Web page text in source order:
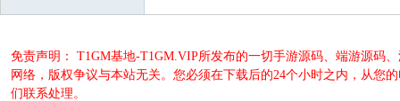
免责声明： T1GM基地-T1GM.VIP所发布的一切手游源码、端游源码
网络，版权争议与本站无关。您必须在下载后的24个小时之内，从您
们联系处理。